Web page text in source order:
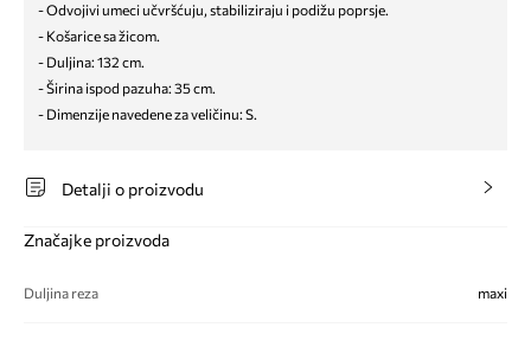
- Odvojivi umeci učvršćuju, stabiliziraju i podižu poprsje.
- Košarice sa žicom.
- Duljina: 132 cm.
- Širina ispod pazuha: 35 cm.
- Dimenzije navedene za veličinu: S.
Detalji o proizvodu
Značajke proizvoda
Duljina reza maxi